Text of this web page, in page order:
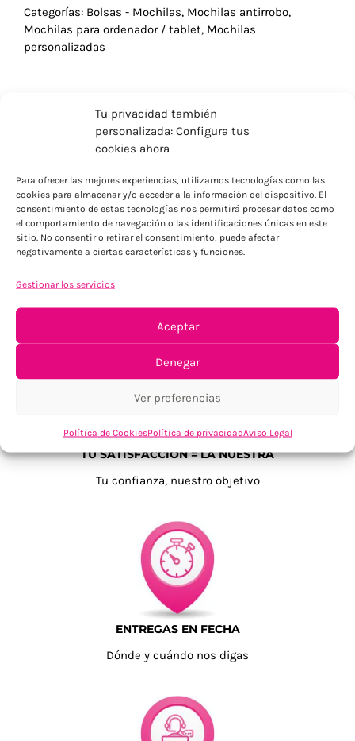
Tu privacidad también
personalizada: Configura tus
cookies ahora
Para ofrecer las mejores experiencias, utilizamos tecnologías como las
cookies para almacenar y/o acceder a la información del dispositivo. El
consentimiento de estas tecnologías nos permitirá procesar datos como
el comportamiento de navegación o las identificaciones únicas en este
sitio. No consentir o retirar el consentimiento, puede afectar
negativamente a ciertas características y funciones.
Gestionar los servicios
Aceptar
Denegar
Ver preferencias
Política de CookiesPolítica de privacidadAviso Legal
Categorías: Bolsas - Mochilas, Mochilas antirrobo,
Mochilas para ordenador / tablet, Mochilas
personalizadas
ENVÍOS ECONÓMICOS
Para Península, resto consultar
TU SATISFACCIÓN = LA NUESTRA
Tu confianza, nuestro objetivo
ENTREGAS EN FECHA
Dónde y cuándo nos digas